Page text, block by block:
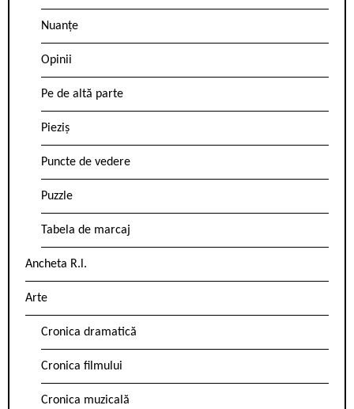
Nuanțe
Opinii
Pe de altă parte
Pieziș
Puncte de vedere
Puzzle
Tabela de marcaj
Ancheta R.l.
Arte
Cronica dramatică
Cronica filmului
Cronica muzicală